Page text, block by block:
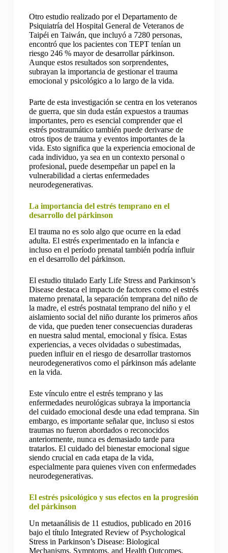
Otro estudio realizado por el Departamento de
Psiquiatría del Hospital General de Veteranos de
Taipéi en Taiwán, que incluyó a 7280 personas,
encontró que los pacientes con TEPT tenían un
riesgo 246 % mayor de desarrollar párkinson.
Aunque estos resultados son sorprendentes,
subrayan la importancia de gestionar el trauma
emocional y psicológico a lo largo de la vida.
Parte de esta investigación se centra en los veteranos
de guerra, que sin duda están expuestos a traumas
importantes, pero es esencial comprender que el
estrés postraumático también puede derivarse de
otros tipos de trauma y eventos importantes de la
vida. Esto significa que la experiencia emocional de
cada individuo, ya sea en un contexto personal o
profesional, puede desempeñar un papel en la
vulnerabilidad a ciertas enfermedades
neurodegenerativas.
La importancia del estrés temprano en el
desarrollo del párkinson
El trauma no es solo algo que ocurre en la edad
adulta. El estrés experimentado en la infancia e
incluso en el período prenatal también podría influir
en el desarrollo del párkinson.
El estudio titulado Early Life Stress and Parkinson’s
Disease destaca el impacto de factores como el estrés
materno prenatal, la separación temprana del niño de
la madre, el estrés postnatal temprano del niño y el
aislamiento social del niño durante los primeros años
de vida, que pueden tener consecuencias duraderas
en nuestra salud mental, emocional y física. Estas
experiencias, a veces olvidadas o subestimadas,
pueden influir en el riesgo de desarrollar trastornos
neurodegenerativos como el párkinson más adelante
en la vida.
Este vínculo entre el estrés temprano y las
enfermedades neurológicas subraya la importancia
del cuidado emocional desde una edad temprana. Sin
embargo, es importante señalar que, incluso si estos
traumas no fueron abordados o reconocidos
anteriormente, nunca es demasiado tarde para
tratarlos. El cuidado del bienestar emocional sigue
siendo crucial en cada etapa de la vida,
especialmente para quienes viven con enfermedades
neurodegenerativas.
El estrés psicológico y sus efectos en la progresión
del párkinson
Un metaanálisis de 11 estudios, publicado en 2016
bajo el título Integrated Review of Psychological
Stress in Parkinson’s Disease: Biological
Mechanisms, Symptoms, and Health Outcomes,